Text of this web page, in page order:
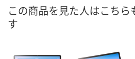
この商品を見た人はこちら
す